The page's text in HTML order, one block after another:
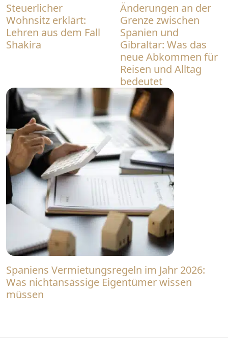
Steuerlicher
Wohnsitz erklärt:
Lehren aus dem Fall
Shakira
Änderungen an der
Grenze zwischen
Spanien und
Gibraltar: Was das
neue Abkommen für
Reisen und Alltag
bedeutet
Spaniens Vermietungsregeln im Jahr 2026:
Was nichtansässige Eigentümer wissen
müssen